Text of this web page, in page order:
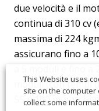
due velocità e il
continua di 310 cv
massima di 224
assicurano fino a
moduli (con tempi
55 e 100 minuti
This Website uses
site on the
collect some